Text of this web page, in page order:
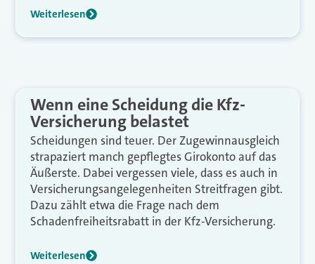
Weiterlesen
Wenn eine Scheidung die Kfz-
Versicherung belastet
Scheidungen sind teuer. Der Zugewinnausgleich
strapaziert manch gepflegtes Girokonto auf das
Äußerste. Dabei vergessen viele, dass es auch in
Versicherungsangelegenheiten Streitfragen gibt.
Dazu zählt etwa die Frage nach dem
Schadenfreiheitsrabatt in der Kfz-Versicherung.
Weiterlesen